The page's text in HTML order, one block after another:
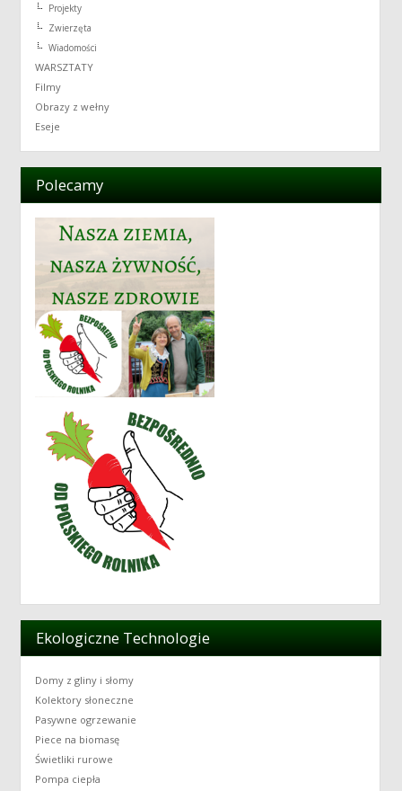
Projekty
Zwierzęta
Wiadomości
WARSZTATY
Filmy
Obrazy z wełny
Eseje
Polecamy
Ekologiczne Technologie
Domy z gliny i słomy
Kolektory słoneczne
Pasywne ogrzewanie
Piece na biomasę
Świetliki rurowe
Pompa ciepła